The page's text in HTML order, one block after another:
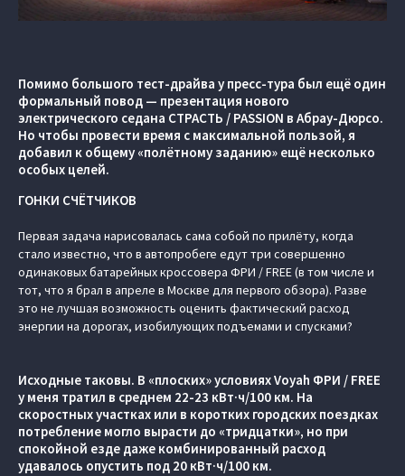
Помимо большого тест-драйва у пресс-тура был ещё один
формальный повод — презентация нового
электрического седана СТРАСТЬ / PASSION в Абрау-Дюрсо.
Но чтобы провести время с максимальной пользой, я
добавил к общему «полётному заданию» ещё несколько
особых целей.
ГОНКИ СЧЁТЧИКОВ
Первая задача нарисовалась сама собой по прилёту, когда
стало известно, что в автопробеге едут три совершенно
одинаковых батарейных кроссовера ФРИ / FREE (в том числе и
тот, что я брал в апреле в Москве для первого обзора). Разве
это не лучшая возможность оценить фактический расход
энергии на дорогах, изобилующих подъемами и спусками?
Исходные таковы. В «плоских» условиях Voyah ФРИ / FREE
у меня тратил в среднем 22-23 кВт·ч/100 км. На
скоростных участках или в коротких городских поездках
потребление могло вырасти до «тридцатки», но при
спокойной езде даже комбинированный расход
удавалось опустить под 20 кВт·ч/100 км.